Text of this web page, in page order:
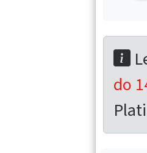
do